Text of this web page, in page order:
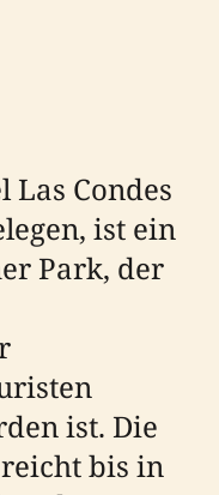
Condes
ist ein
Park, der
ist. Die
reicht bis in